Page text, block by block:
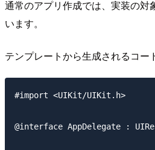
通常のアプリ作成では、実装の対
います。
テンプレートから生成されるコ
#import <UIKit/UIKit.h>
@interface AppDelegate :